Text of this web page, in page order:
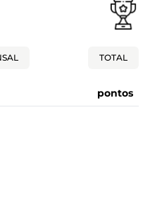
TOTAL
pontos